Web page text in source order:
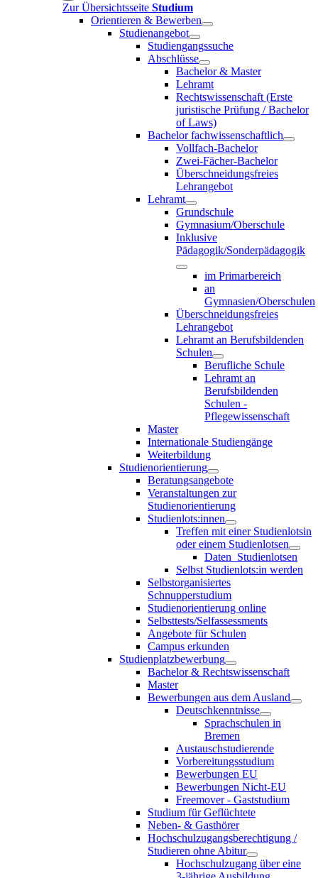
Zur Übersichtsseite Studium
Orientieren & Bewerben
Studienangebot
Studiengangssuche
Abschlüsse
Bachelor & Master
Lehramt
Rechtswissenschaft (Erste
juristische Prüfung / Bachelor
of Laws)
Bachelor fachwissenschaftlich
Vollfach-Bachelor
Zwei-Fächer-Bachelor
Überschneidungsfreies
Lehrangebot
Lehramt
Grundschule
Gymnasium/Oberschule
Inklusive
Pädagogik/Sonderpädagogik
im Primarbereich
an
Gymnasien/Oberschulen
Überschneidungsfreies
Lehrangebot
Lehramt an Berufsbildenden
Schulen
Berufliche Schule
Lehramt an
Berufsbildenden
Schulen -
Pflegewissenschaft
Master
Internationale Studiengänge
Weiterbildung
Studienorientierung
Beratungsangebote
Veranstaltungen zur
Studienorientierung
Studienlots:innen
Treffen mit einer Studienlotsin
oder einem Studienlotsen
Daten_Studienlotsen
Selbst Studienlots:in werden
Selbstorganisiertes
Schnupperstudium
Studienorientierung online
Selbsttests/Selfassessments
Angebote für Schulen
Campus erkunden
Studienplatzbewerbung
Bachelor & Rechtswissenschaft
Master
Bewerbungen aus dem Ausland
Deutschkenntnisse
Sprachschulen in
Bremen
Austauschstudierende
Vorbereitungsstudium
Bewerbungen EU
Bewerbungen Nicht-EU
Freemover - Gaststudium
Studium für Geflüchtete
Neben- & Gasthörer
Hochschulzugangsberechtigung /
Studieren ohne Abitur
Hochschulzugang über eine